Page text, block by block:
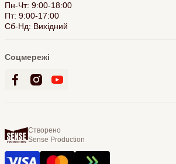
Пн-Чт: 9:00-18:00
Пт: 9:00-17:00
Сб-Нд: Вихідний
Соцмережі
Створено
Sense Production